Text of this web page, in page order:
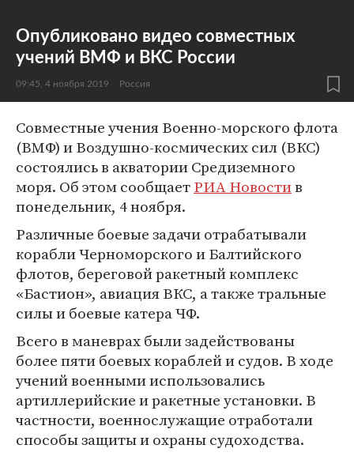
Опубликовано видео совместных
учений ВМФ и ВКС России
09:45, 4 ноября 2019 Россия
Совместные учения Военно-морского флота
(ВМФ) и Воздушно-космических сил (ВКС)
состоялись в акватории Средиземного
моря. Об этом сообщаетРИА Новостив
понедельник, 4 ноября.
Различные боевые задачи отрабатывали
корабли Черноморского и Балтийского
флотов, береговой ракетный комплекс
«Бастион», авиация ВКС, а также тральные
силы и боевые катера ЧФ.
Всего в маневрах были задействованы
более пяти боевых кораблей и судов. В ходе
учений военными использовались
артиллерийские и ракетные установки. В
частности, военнослужащие отработали
способы защиты и охраны судоходства.